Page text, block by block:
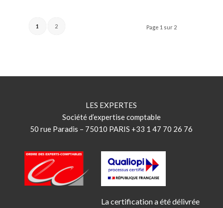
Page 1 sur 2
1 2
LES EXPERTES
Société d’expertise comptable
50 rue Paradis – 75010 PARIS +33 1 47 70 26 76
La certification a été délivrée